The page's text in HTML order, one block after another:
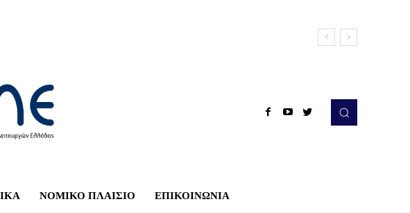
ΝΟΜΙΚΟ ΠΛΑΙΣΙΟ ΕΠΙΚΟΙΝΩΝΙΑ